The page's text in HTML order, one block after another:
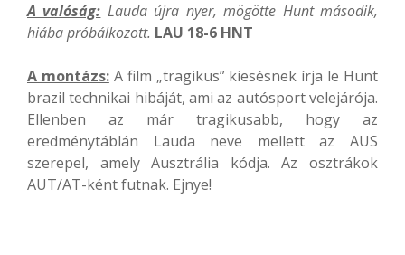
A valóság: Lauda újra nyer, mögötte Hunt második,
hiába próbálkozott. LAU 18-6 HNT
A montázs:A film „tragikus” kiesésnek írja le Hunt
brazil technikai hibáját, ami az autósport velejárója.
Ellenben az már tragikusabb, hogy az
eredménytáblán Lauda neve mellett az AUS
szerepel, amely Ausztrália kódja. Az osztrákok
AUT/AT-ként futnak. Ejnye!